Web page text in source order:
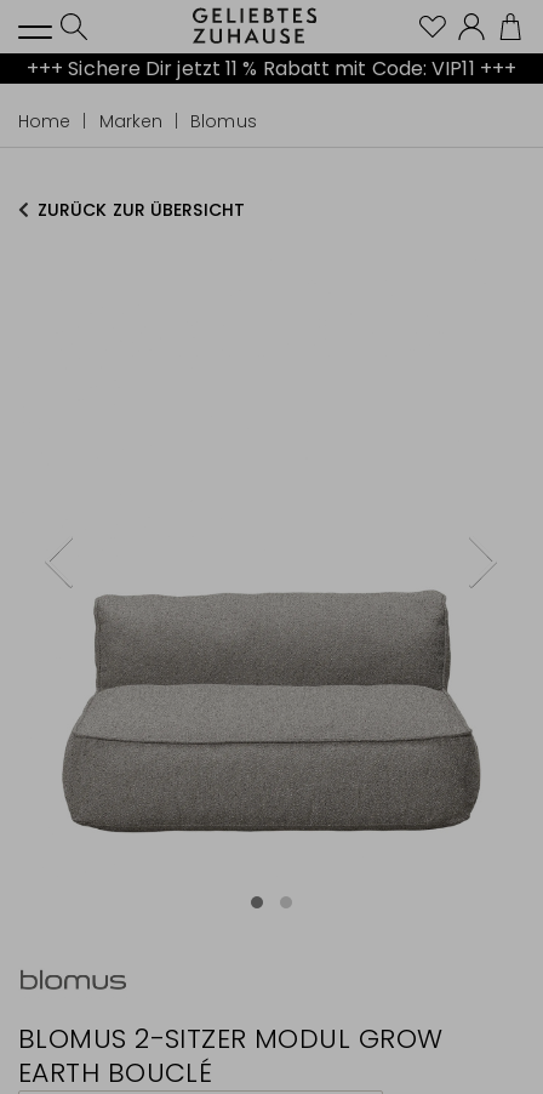
+++ Sichere Dir jetzt 11 % Rabatt mit Code: VIP11 +++
Home Marken Blomus
ZURÜCK ZUR ÜBERSICHT
BLOMUS 2-SITZER MODUL GROW
EARTH BOUCLÉ